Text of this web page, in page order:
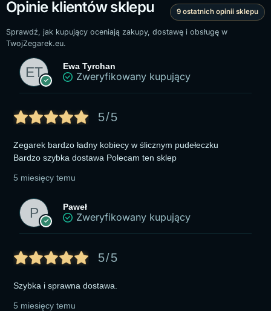
Opinie klientów sklepu 9 ostatnich opinii sklepu
Sprawdź, jak kupujący oceniają zakupy, dostawę i obsługę w
TwojZegarek.eu.
Ewa Tyrchan
Zweryfikowany kupujący
5/5
Zegarek bardzo ładny kobiecy w ślicznym pudełeczku
Bardzo szybka dostawa Polecam ten sklep
5 miesięcy temu
Paweł
Zweryfikowany kupujący
5/5
Szybka i sprawna dostawa.
5 miesięcy temu